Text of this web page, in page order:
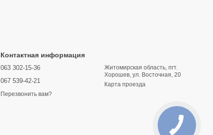
Контактная информация
063 302-15-36
067 539-42-21
Перезвонить вам?
Житомирская область, пгт.
Хорошев, ул. Восточная, 20
Карта проезда